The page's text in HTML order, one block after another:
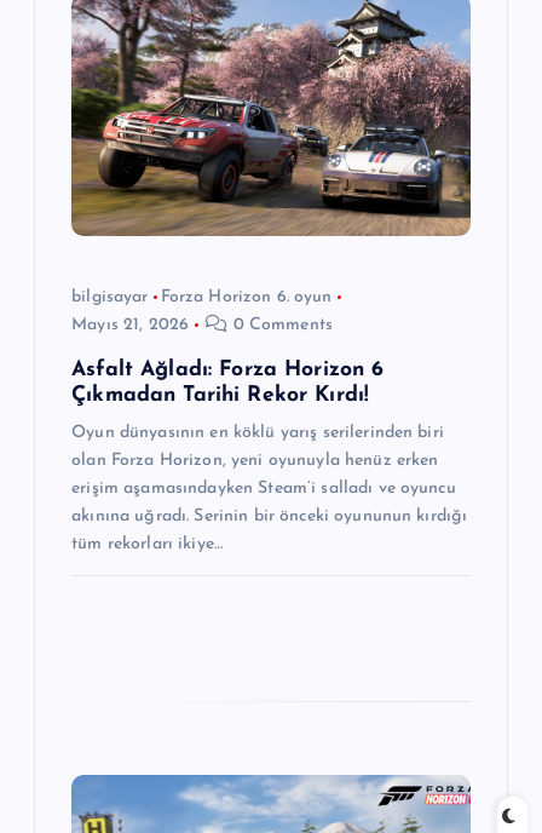
bilgisayar
Forza Horizon 6. oyun
Mayıs 21, 2026
0 Comments
Asfalt Ağladı: Forza Horizon 6
Çıkmadan Tarihi Rekor Kırdı!
Oyun dünyasının en köklü yarış serilerinden biri
olan Forza Horizon, yeni oyunuyla henüz erken
erişim aşamasındayken Steam’i salladı ve oyuncu
akınına uğradı. Serinin bir önceki oyununun kırdığı
tüm rekorları ikiye…